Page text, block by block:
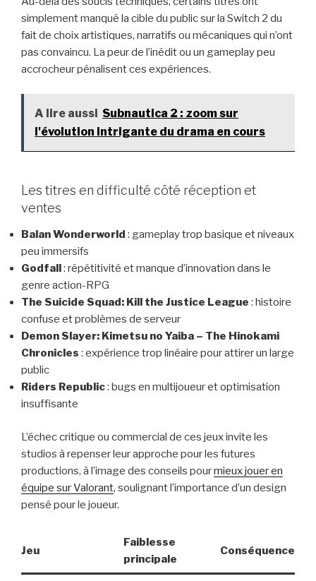
simplement manqué la cible du public sur la Switch 2 du
fait de choix artistiques, narratifs ou mécaniques qui n’ont
pas convaincu. La peur de l’inédit ou un gameplay peu
accrocheur pénalisent ces expériences.
A lire aussi Subnautica 2 : zoom sur
l'évolution intrigante du drama en cours
Les titres en difficulté côté réception et
ventes
Balan Wonderworld : gameplay trop basique et niveaux
peu immersifs
Godfall: répétitivité et manque d’innovation dans le
genre action-RPG
The Suicide Squad: Kill the Justice League : histoire
confuse et problèmes de serveur
Demon Slayer: Kimetsu no Yaiba – The Hinokami
Chronicles : expérience trop linéaire pour attirer un large
public
Riders Republic: bugs en multijoueur et optimisation
insuffisante
L’échec critique ou commercial de ces jeux invite les
studios à repenser leur approche pour les futures
productions, à l’image des conseils pourmieux jouer en
équipe sur Valorant, soulignant l’importance d’un design
pensé pour le joueur.
Jeu
Faiblesse
principale
Conséquence